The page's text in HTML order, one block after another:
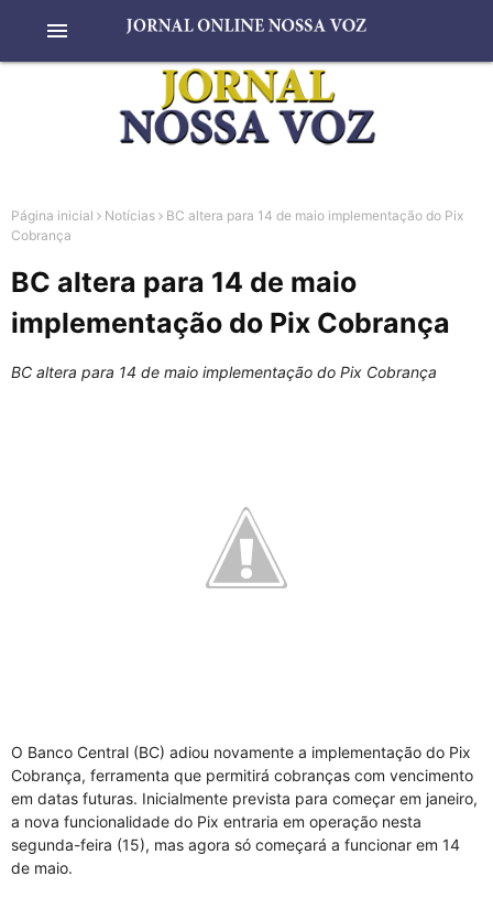
menu
Página inicial Notícias
BC altera para 14 de maio implementação do Pix
Cobrança
BC altera para 14 de maio
implementação do Pix Cobrança
BC altera para 14 de maio implementação do Pix Cobrança
O Banco Central (BC) adiou novamente a implementação do Pix
Cobrança, ferramenta que permitirá cobranças com vencimento
em datas futuras. Inicialmente prevista para começar em janeiro,
a nova funcionalidade do Pix entraria em operação nesta
segunda-feira (15), mas agora só começará a funcionar em 14
de maio.